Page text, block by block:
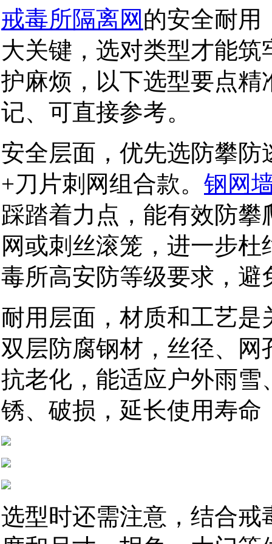
戒毒所隔离网 的安全耐用
大关键，选对类型才能
护麻烦，以下选型要点
记、可直接参考。
安全层面，优先选防攀
+刀片刺网组合款。 钢网
踩踏着力点，能有效防
网或刺丝滚笼，进一步
毒所高安防等级要求，避
耐用层面，材质和工艺
双层防腐钢材，丝径、
抗老化，能适应户外雨
锈、破损，延长使用寿
选型时还需注意，结合